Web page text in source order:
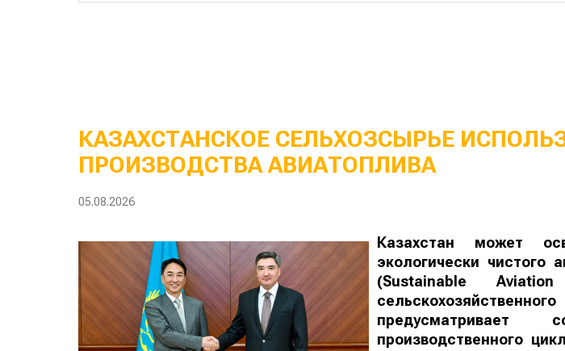
КАЗАХСТАНСКОЕ СЕЛЬХОЗСЫРЬЕ
ПРОИЗВОДСТВА АВИАТОПЛИВА
05.08.2026
Казахстан может
экологически чистого
(Sustainable
предусматривает
производственного